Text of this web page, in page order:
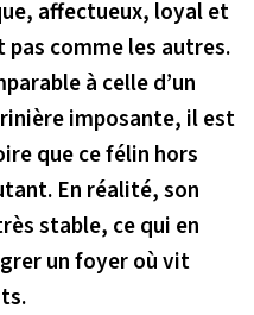
affectueux, loyal et
comme les autres.
à celle d’un
imposante, il est
que ce félin hors
En réalité, son
stable, ce qui en
un foyer où vit